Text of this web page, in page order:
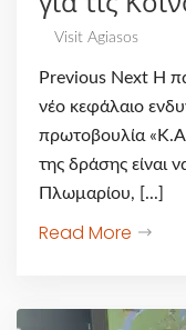
Visit Agiasos
Previous Next Η
νέο κεφάλαιο
πρωτοβουλία
της δράσης είναι
Πλωμαρίου, [...]
Read More